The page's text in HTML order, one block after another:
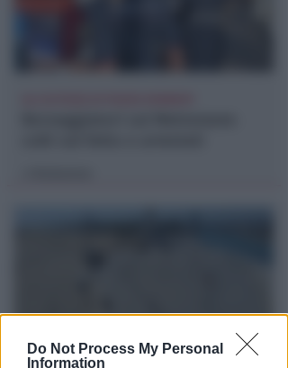
Do Not Process My Personal
Information